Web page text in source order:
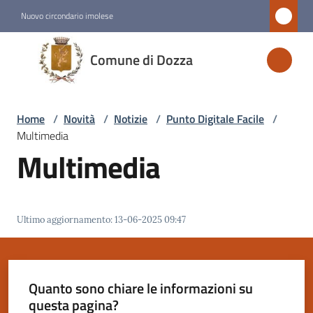
Nuovo circondario imolese
Comune di Dozza
Comune
di
Dozza
Servizi
Vivere
Dozza
Home / Novità / Notizie / Punto Digitale Facile /
Multimedia
Multimedia
Ultimo aggiornamento:13-06-2025 09:47
Quanto sono chiare le informazioni su
questa pagina?